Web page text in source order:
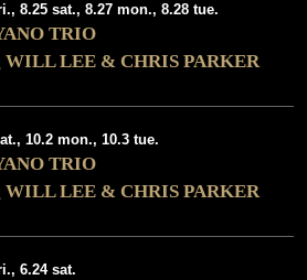
8.25 sat., 8.27 mon., 8.28 tue.
TRIO
WILL LEE & CHRIS PARKER
10.2 mon., 10.3 tue.
TRIO
WILL LEE & CHRIS PARKER
6.24 sat.